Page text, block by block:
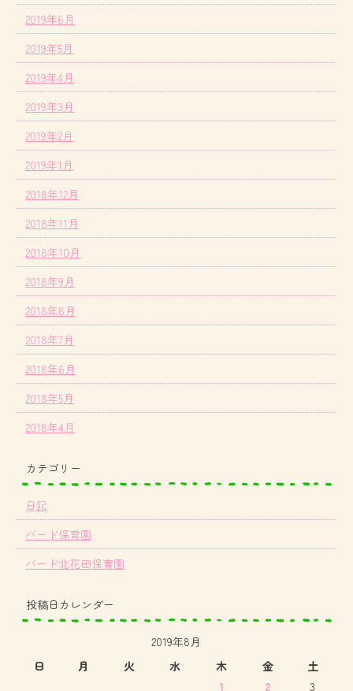
2019年6月
2019年5月
2019年4月
2019年3月
2019年2月
2019年1月
2018年12月
2018年11月
2018年10月
2018年9月
2018年8月
2018年7月
2018年6月
2018年5月
2018年4月
カテゴリー
日記
バード保育園
バード北花田保育園
投稿日カレンダー
2019年8月
日
月 火 水 木 金
土
1
2 3